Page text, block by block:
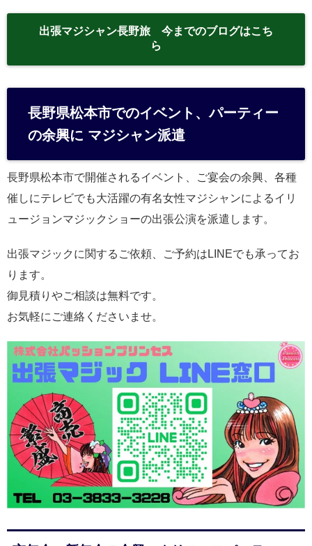
出張マジシャン長野旅 今までのブログはこち
ら
長野県松本市でのイベント、パーティー
の余興に マジシャン派遣
長野県松本市で開催されるイベント、ご宴会の余興、各種
催しにテレビでも大活躍の有名女性マジシャンによるイリ
ュージョンマジックショーの出張公演を派遣します。
出張マジックに関するご依頼、ご予約はLINEでも承ってお
ります。
御見積りやご相談は無料です。
お気軽にご連絡くださいませ。